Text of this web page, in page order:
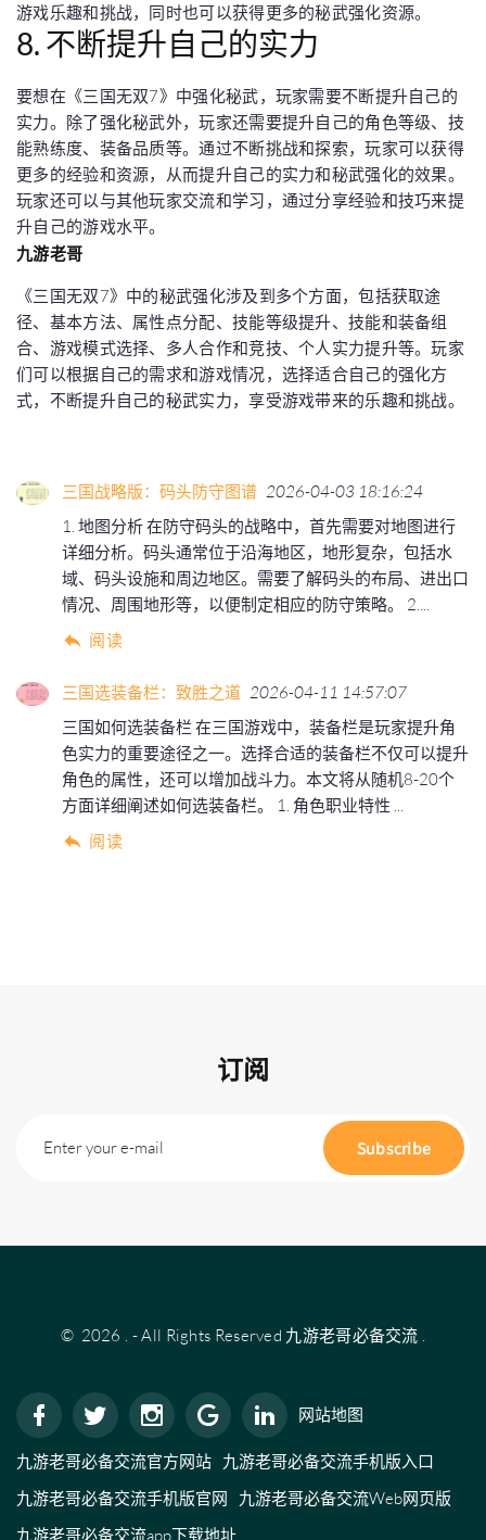
游戏乐趣和挑战，同时也可以获得更多的秘武强化资源。
8. 不断提升自己的实力
要想在《三国无双7》中强化秘武，玩家需要不断提升自己的
实力。除了强化秘武外，玩家还需要提升自己的角色等级、技
能熟练度、装备品质等。通过不断挑战和探索，玩家可以获得
更多的经验和资源，从而提升自己的实力和秘武强化的效果。
玩家还可以与其他玩家交流和学习，通过分享经验和技巧来提
升自己的游戏水平。
九游老哥
《三国无双7》中的秘武强化涉及到多个方面，包括获取途
径、基本方法、属性点分配、技能等级提升、技能和装备组
合、游戏模式选择、多人合作和竞技、个人实力提升等。玩家
们可以根据自己的需求和游戏情况，选择适合自己的强化方
式，不断提升自己的秘武实力，享受游戏带来的乐趣和挑战。
三国战略版：码头防守图谱 2026-04-03 18:16:24
1. 地图分析 在防守码头的战略中，首先需要对地图进行
详细分析。码头通常位于沿海地区，地形复杂，包括水
域、码头设施和周边地区。需要了解码头的布局、进出口
情况、周围地形等，以便制定相应的防守策略。 2....
阅读
三国选装备栏：致胜之道 2026-04-11 14:57:07
三国如何选装备栏 在三国游戏中，装备栏是玩家提升角
色实力的重要途径之一。选择合适的装备栏不仅可以提升
角色的属性，还可以增加战斗力。本文将从随机8-20个
方面详细阐述如何选装备栏。 1. 角色职业特性 ...
阅读
订阅
Enter your e-mail Subscribe
© 2026 . - All Rights Reserved 九游老哥必备交流 .
网站地图
九游老哥必备交流官方网站 九游老哥必备交流手机版入口
九游老哥必备交流手机版官网
九游老哥必备交流Web网页版
九游老哥必备交流app下载地址